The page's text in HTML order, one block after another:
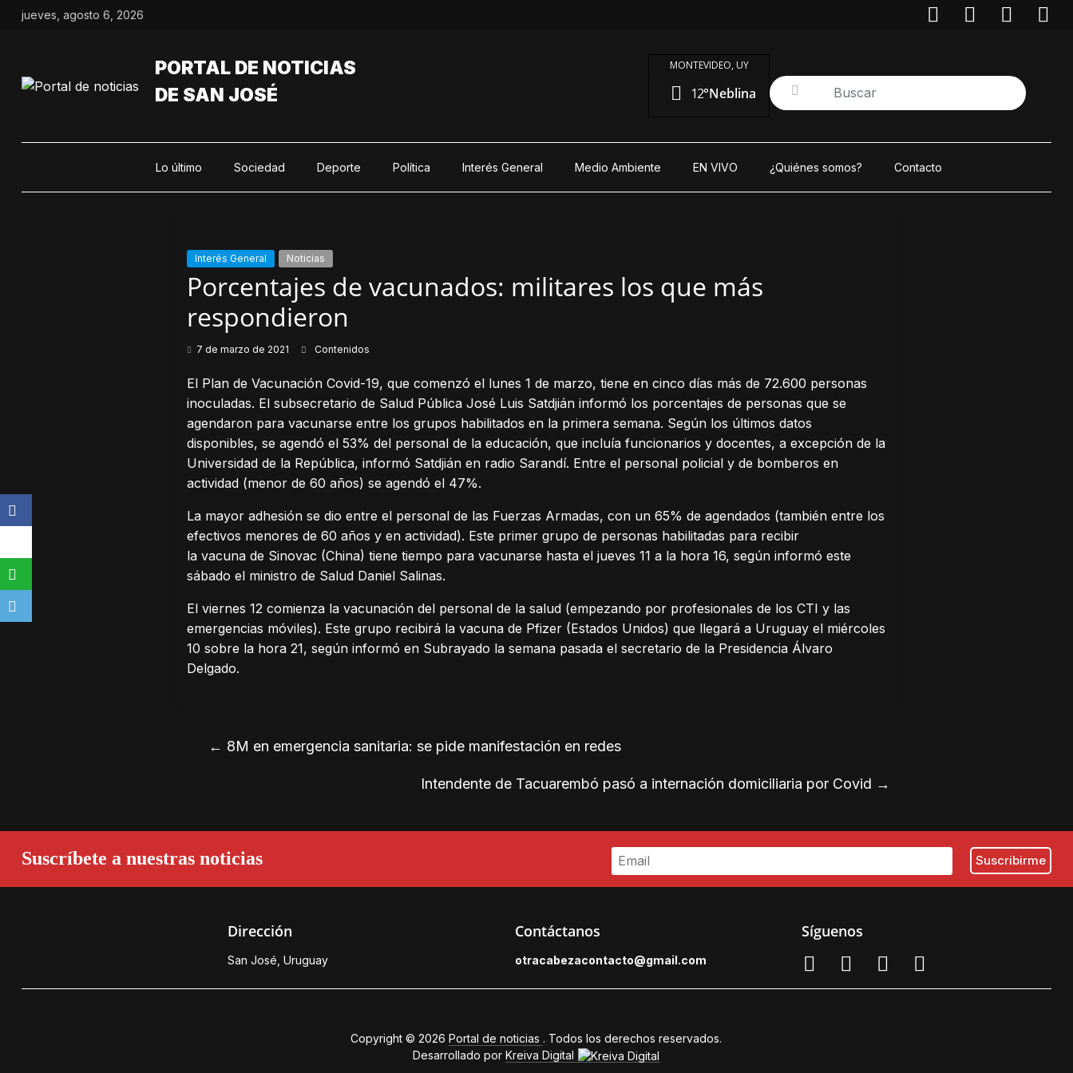
Saltarjueves, agosto 6, 2026
PORTAL DE NOTICIAS
DE SAN JOSÉ
MONTEVIDEO, UY
12°Neblina
Lo último Sociedad Deporte Política Interés General Medio Ambiente EN VIVO ¿Quiénes somos? Contacto
Interés General Noticias
Porcentajes de vacunados: militares los que más
respondieron
7 de marzo de 2021 Contenidos
El Plan de Vacunación Covid-19, que comenzó el lunes 1 de marzo, tiene en cinco días más de 72.600 personas
inoculadas. El subsecretario de Salud Pública José Luis Satdjián informó los porcentajes de personas que se
agendaron para vacunarse entre los grupos habilitados en la primera semana. Según los últimos datos
disponibles, se agendó el 53% del personal de la educación, que incluía funcionarios y docentes, a excepción de la
Universidad de la República, informó Satdjián en radio Sarandí. Entre el personal policial y de bomberos en
actividad (menor de 60 años) se agendó el 47%.
La mayor adhesión se dio entre el personal de las Fuerzas Armadas, con un 65% de agendados (también entre los
efectivos menores de 60 años y en actividad). Este primer grupo de personas habilitadas para recibir
la vacuna de Sinovac (China) tiene tiempo para vacunarse hasta el jueves 11 a la hora 16, según informó este
sábado el ministro de Salud Daniel Salinas.
El viernes 12 comienza la vacunación del personal de la salud (empezando por profesionales de los CTI y las
emergencias móviles). Este grupo recibirá la vacuna de Pfizer (Estados Unidos) que llegará a Uruguay el miércoles
10 sobre la hora 21, según informó en Subrayado la semana pasada el secretario de la Presidencia Álvaro
Delgado.
← 8M en emergencia sanitaria: se pide manifestación en redes
Intendente de Tacuarembó pasó a internación domiciliaria por Covid →
Suscríbete a nuestras noticias
Dirección
San José, Uruguay
Contáctanos
otracabezacontacto@gmail.com
Síguenos
Copyright © 2026Portal de noticias . Todos los derechos reservados.
Desarrollado porKreiva Digital